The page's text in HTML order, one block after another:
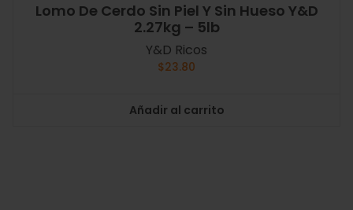
Lomo De Cerdo Sin Piel Y Sin Hueso Y&D
2.27kg – 5lb
Y&D Ricos
$23.80
Añadir al carrito